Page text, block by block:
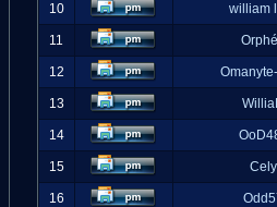
10 william
11
12
13
14
15 Cely
16